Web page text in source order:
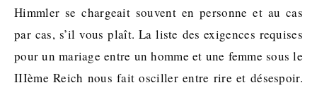
Himmler se chargeait souvent en personne et au cas
par cas, s’il vous plaît. La liste des exigences requises
pour un mariage entre un homme et une femme sous le
IIIème Reich nous fait osciller entre rire et désespoir.